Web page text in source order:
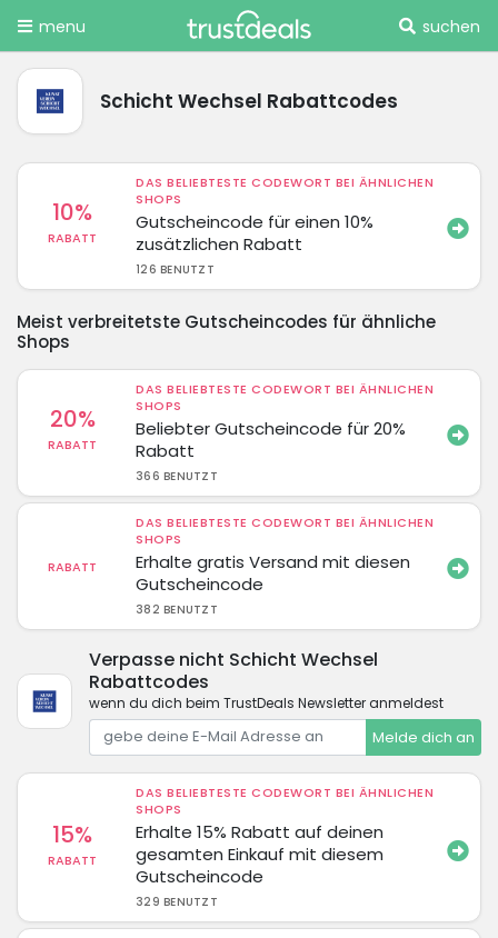
menu suchen
Schicht Wechsel Rabattcodes
10%
RABATT
DAS BELIEBTESTE CODEWORT BEI ÄHNLICHEN
SHOPS
Gutscheincode für einen 10%
zusätzlichen Rabatt
126 BENUTZT
Meist verbreitetste Gutscheincodes für ähnliche
Shops
20%
RABATT
DAS BELIEBTESTE CODEWORT BEI ÄHNLICHEN
SHOPS
Beliebter Gutscheincode für 20%
Rabatt
366 BENUTZT
RABATT
DAS BELIEBTESTE CODEWORT BEI ÄHNLICHEN
SHOPS
Erhalte gratis Versand mit diesen
Gutscheincode
382 BENUTZT
Verpasse nicht Schicht Wechsel
Rabattcodes
wenn du dich beim TrustDeals Newsletter anmeldest
Melde dich an
15%
RABATT
DAS BELIEBTESTE CODEWORT BEI ÄHNLICHEN
SHOPS
Erhalte 15% Rabatt auf deinen
gesamten Einkauf mit diesem
Gutscheincode
329 BENUTZT